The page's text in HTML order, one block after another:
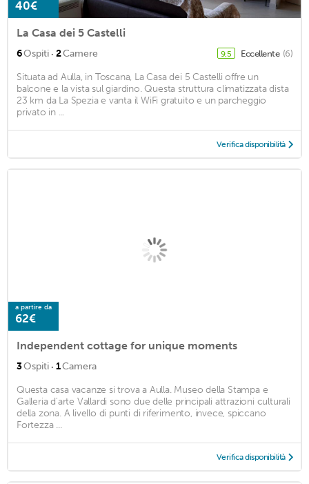
40€
La Casa dei 5 Castelli
6Ospiti · 2Camere 9,5 Eccellente (6)
Situata ad Aulla, in Toscana, La Casa dei 5 Castelli offre un
balcone e la vista sul giardino. Questa struttura climatizzata dista
23 km da La Spezia e vanta il WiFi gratuito e un parcheggio
privato in ...
Verifica disponibilità
a partire da
62€
Independent cottage for unique moments
3Ospiti · 1Camera
Questa casa vacanze si trova a Aulla. Museo della Stampa e
Galleria d'arte Vallardi sono due delle principali attrazioni culturali
della zona. A livello di punti di riferimento, invece, spiccano
Fortezza ...
Verifica disponibilità